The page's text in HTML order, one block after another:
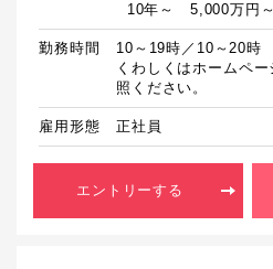
10年～　5,000万円
勤務時間
10～19時／10～20時
くわしくはホームペ
照ください。
雇用形態 正社員
エントリーする